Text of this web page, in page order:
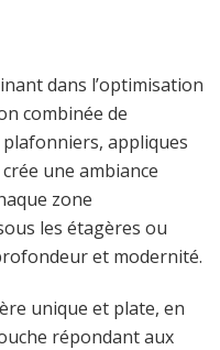
dans l’optimisation
combinée de
appliques
une ambiance
zone
les étagères ou
et modernité.
unique et plate, en
répondant aux